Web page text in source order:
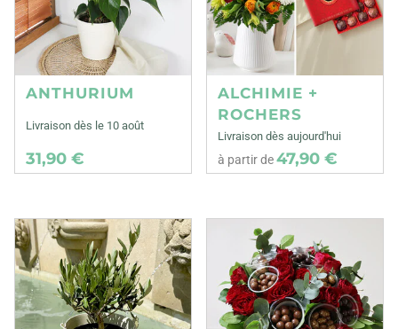
ANTHURIUM
Livraison dès le 10 août
31,90 €
ALCHIMIE +
ROCHERS
Livraison dès aujourd'hui
à partir de47,90 €